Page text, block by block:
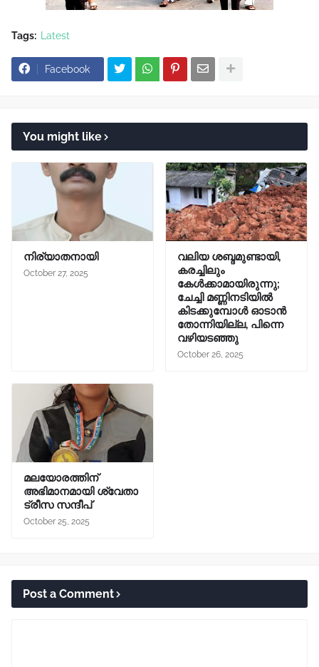
Tags: Latest
Facebook
You might like
നിര്യാതനായി
October 27, 2025
വലിയ ശബ്ദമുണ്ടായി,
കരച്ചിലും
കേൾക്കാമായിരുന്നു;
ചേച്ചി മണ്ണിനടിയിൽ
കിടക്കുമ്പോൾ ഓടാൻ
തോന്നിയില്ല, പിന്നെ
വഴിയടഞ്ഞു
October 26, 2025
മലയോരത്തിന്
അഭിമാനമായി ശ്വേതാ
ട്രീസ സന്ദീപ്
October 25, 2025
Post a Comment